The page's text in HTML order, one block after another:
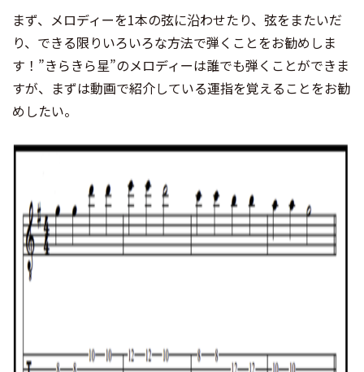
まず、メロディーを1本の弦に沿わせたり、弦をまたいだ
り、できる限りいろいろな方法で弾くことをお勧めしま
す！”きらきら星”のメロディーは誰でも弾くことができま
すが、まずは動画で紹介している運指を覚えることをお勧
めしたい。